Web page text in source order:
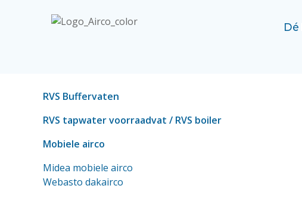
Dé
RVS Buffervaten
RVS tapwater voorraadvat / RVS boiler
Mobiele airco
Midea mobiele airco
Webasto dakairco